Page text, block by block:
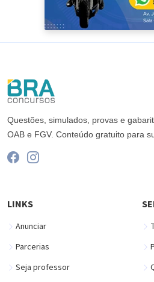
Questões, simulados, provas e
OAB e FGV. Conteúdo gratuito para
LINKS
Anunciar
Parcerias
Seja professor